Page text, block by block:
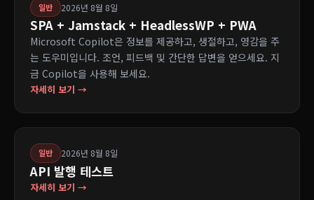
일반 2026년 8월 8일
SPA + Jamstack + HeadlessWP + PWA
Microsoft Copilot은 정보를 제공하고, 생절하고, 영감을 주
는 도우미입니다. 조언, 피드백 및 간단한 답변을 얻으세요. 지
금 Copilot을 사용해 보세요.
자세히 보기 →
일반 2026년 8월 8일
API 발행 테스트
자세히 보기 →